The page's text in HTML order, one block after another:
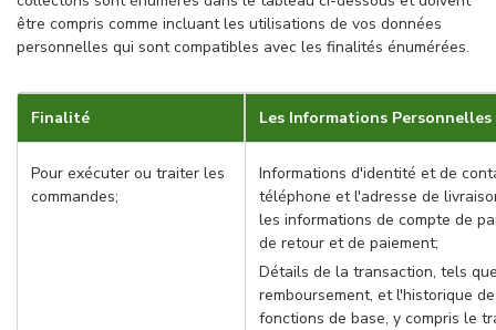
être compris comme incluant les utilisations de vos données
personnelles qui sont compatibles avec les finalités énumérées.
Finalité Les Informations
Pour exécuter ou traiter les
commandes;
Informations d'identité et de
téléphone et l'adresse de
les informations de compte de
de retour et de paiement;
Détails de la transaction, tels
remboursement, et l'historique
fonctions de base, y compris le